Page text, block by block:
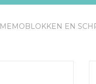
MEMOBLOKKEN EN